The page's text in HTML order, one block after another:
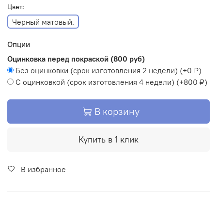
Цвет:
Черный матовый.
Опции
Оцинковка перед покраской (800 руб)
Без оцинковки (срок изготовления 2 недели) (+0 ₽)
С оцинковкой (срок изготовления 4 недели) (+800 ₽)
В корзину
Купить в 1 клик
В избранное